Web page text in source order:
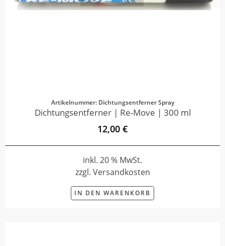
Artikelnummer: Dichtungsentferner Spray
Dichtungsentferner | Re-Move | 300 ml
12,00 €
inkl. 20 % MwSt.
zzgl. Versandkosten
IN DEN WARENKORB